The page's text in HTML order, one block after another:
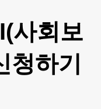
사회보
청하기